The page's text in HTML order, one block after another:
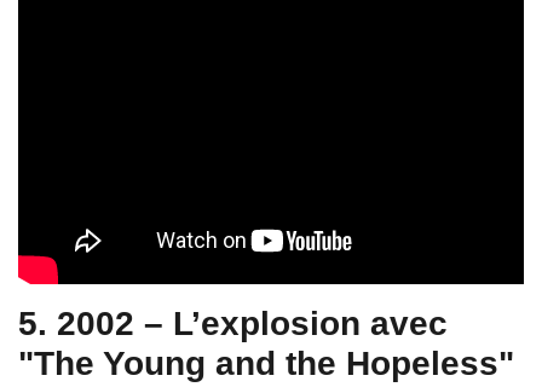
5. 2002 – L’explosion avec
"The Young and the Hopeless"